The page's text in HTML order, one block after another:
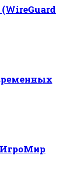
ИгроМир